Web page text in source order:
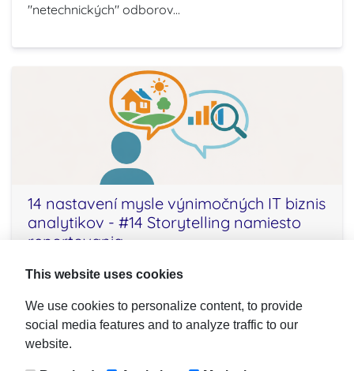
This website uses cookies
We use cookies to personalize content, to provide
social media features and to analyze traffic to our
website.
"netechnických" odborov...
14 nastavení mysle výnimočných IT biznis
analytikov - #14 Storytelling namiesto
reportovania
trinásť kľúčových mindsetov výnimočných biznis
analytikov. Dnes uzavrieme sériu posledným,
štrnástym mindsetom: Storytelling namiesto